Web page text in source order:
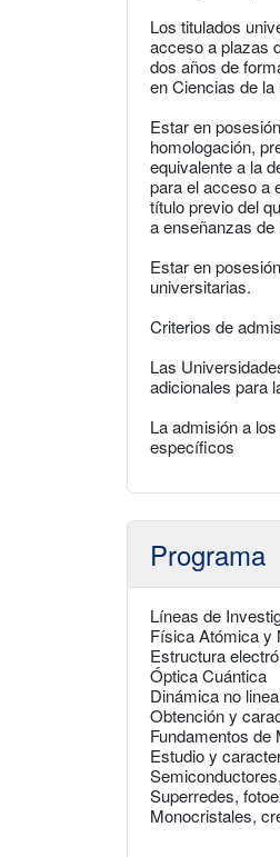
Los titulados
acceso a plazas
dos años de
en Ciencias de la
Estar en
homologación,
equivalente a la
para el acceso a
título previo del
a enseñanzas de
Estar en
universitarias.
Criterios de
Las
adicionales para
La admisión a
específicos
Programa
Líneas de
Física Atómica y
Estructura
Óptica Cuántica
Dinámica no
Obtención y
Fundamentos de
Estudio y
Superredes,
Monocristales,